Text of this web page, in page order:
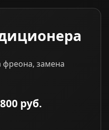
фреона, замена
руб.